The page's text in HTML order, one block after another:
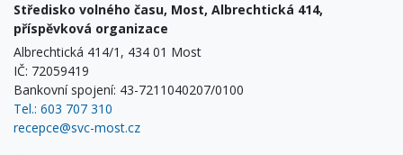
Středisko volného času, Most, Albrechtická 414,
příspěvková organizace
Albrechtická 414/1, 434 01 Most
IČ: 72059419
Bankovní spojení: 43-7211040207/0100
Tel.: 603 707 310
recepce@svc-most.cz